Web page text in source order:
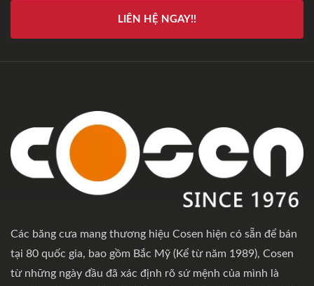
LIÊN HỆ NGAY!!
Các băng cưa mang thương hiệu Cosen hiện có sẵn để bán
tại 80 quốc gia, bao gồm Bắc Mỹ (Kể từ năm 1989), Cosen
từ những ngày đầu đã xác định rõ sứ mệnh của mình là